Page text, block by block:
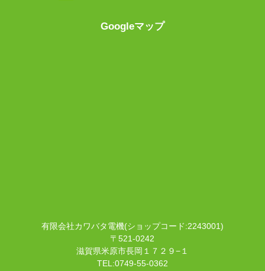
Googleマップ
有限会社カワバタ電機(ショップコード:2243001)
〒521-0242
滋賀県米原市長岡１７２９−１
TEL:0749-55-0362